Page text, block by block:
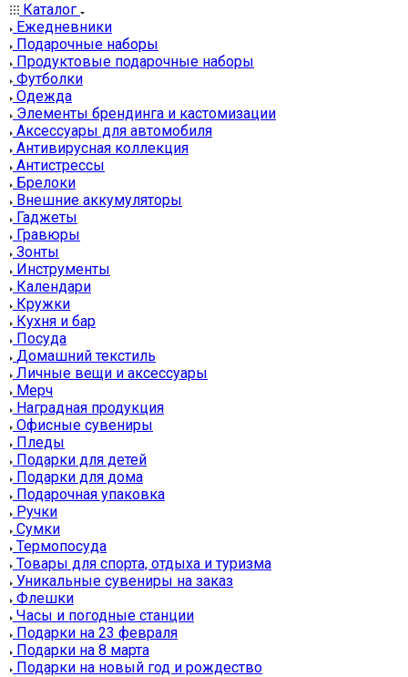
Каталог
Ежедневники
Подарочные наборы
Продуктовые подарочные наборы
Футболки
Одежда
Элементы брендинга и кастомизации
Аксессуары для автомобиля
Антивирусная коллекция
Антистрессы
Брелоки
Внешние аккумуляторы
Гаджеты
Гравюры
Зонты
Инструменты
Календари
Кружки
Кухня и бар
Посуда
Домашний текстиль
Личные вещи и аксессуары
Мерч
Наградная продукция
Офисные сувениры
Пледы
Подарки для детей
Подарки для дома
Подарочная упаковка
Ручки
Сумки
Термопосуда
Товары для спорта, отдыха и туризма
Уникальные сувениры на заказ
Флешки
Часы и погодные станции
Подарки на 23 февраля
Подарки на 8 марта
Подарки на новый год и рождество